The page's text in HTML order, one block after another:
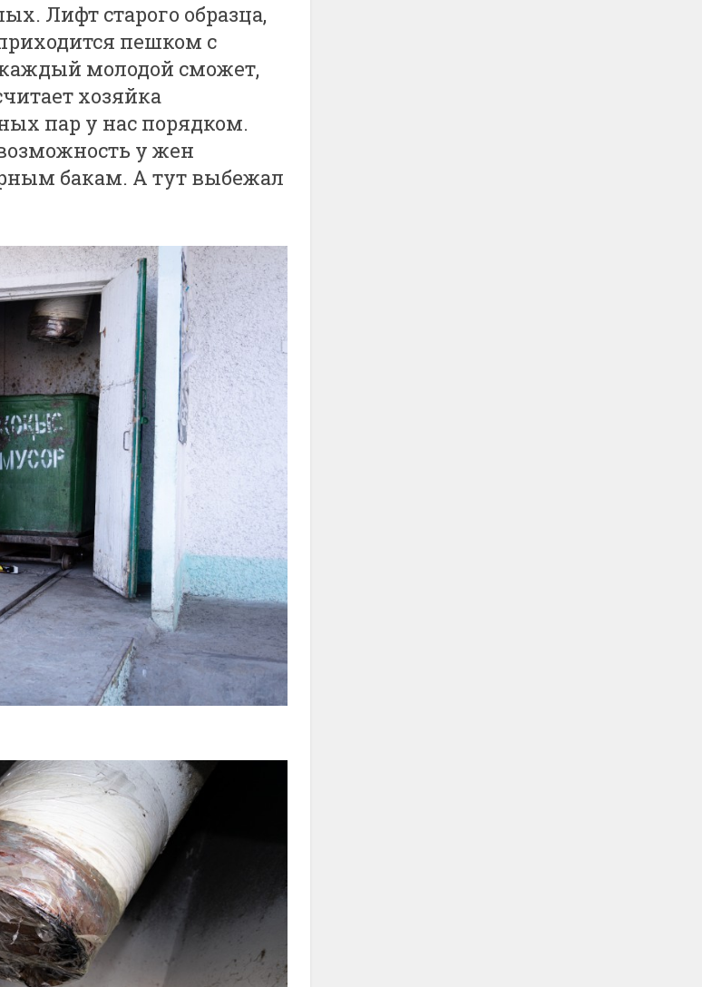
Лифт старого образца,
пешком с
молодой сможет,
хозяйка
пар у нас порядком.
у жен
бакам. А тут выбежал